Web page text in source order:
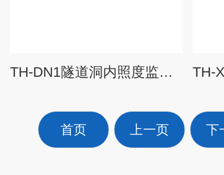
TH-DN1隧道洞内照度监测仪
首页 上一页 下